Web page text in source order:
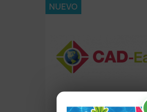
NUEVO